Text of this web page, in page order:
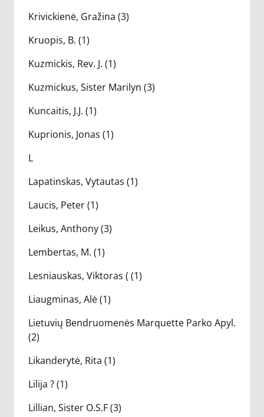
Krivickienė, Gražina (3)
Kruopis, B. (1)
Kuzmickis, Rev. J. (1)
Kuzmickus, Sister Marilyn (3)
Kuncaitis, J.J. (1)
Kuprionis, Jonas (1)
L
Lapatinskas, Vytautas (1)
Laucis, Peter (1)
Leikus, Anthony (3)
Lembertas, M. (1)
Lesniauskas, Viktoras ( (1)
Liaugminas, Alė (1)
Lietuvių Bendruomenės Marquette Parko Apyl.
(2)
Likanderytė, Rita (1)
Lilija ? (1)
Lillian, Sister O.S.F (3)